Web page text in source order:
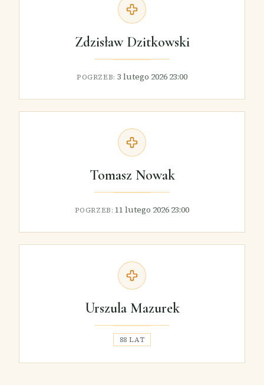
Zdzisław Dzitkowski
POGRZEB: 3 lutego 2026 23:00
Tomasz Nowak
POGRZEB: 11 lutego 2026 23:00
Urszula Mazurek
88 LAT